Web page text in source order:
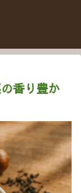
香り豊か